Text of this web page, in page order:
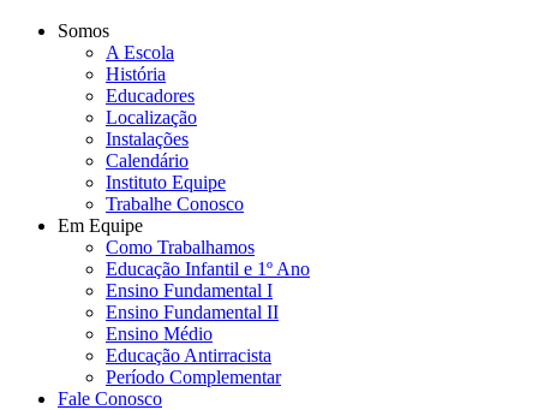
Somos
A Escola
História
Educadores
Localização
Instalações
Calendário
Instituto Equipe
Trabalhe Conosco
Em Equipe
Como Trabalhamos
Educação Infantil e 1º Ano
Ensino Fundamental I
Ensino Fundamental II
Ensino Médio
Educação Antirracista
Período Complementar
Fale Conosco